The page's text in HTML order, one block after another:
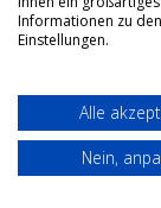
Informationen zu
Einstellungen.
Alle
Nein,